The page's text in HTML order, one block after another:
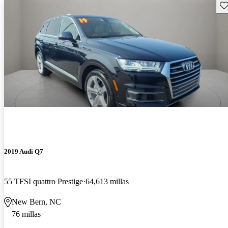
2019 Audi Q7
55 TFSI quattro Prestige 64,613 millas
New Bern, NC
76 millas